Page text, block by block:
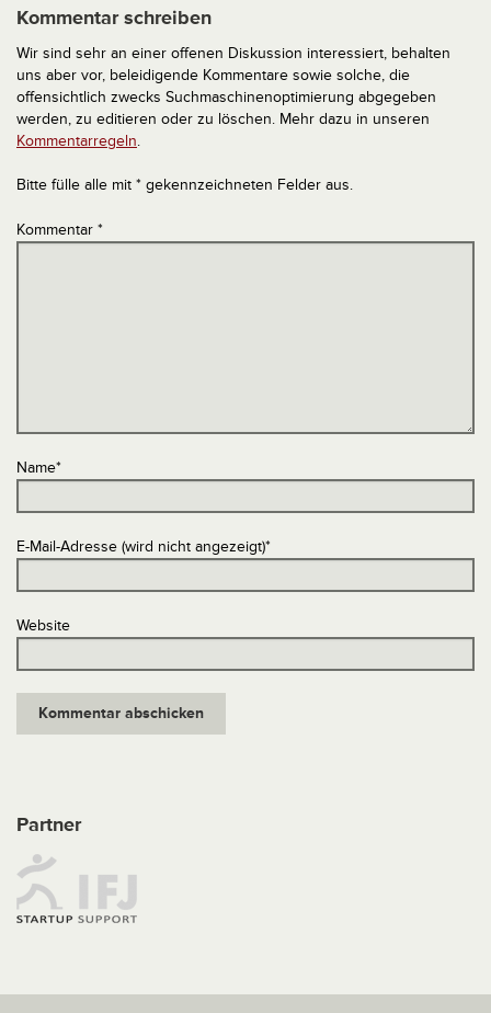
Kommentar schreiben
Wir sind sehr an einer offenen Diskussion interessiert, behalten
uns aber vor, beleidigende Kommentare sowie solche, die
offensichtlich zwecks Suchmaschinenoptimierung abgegeben
werden, zu editieren oder zu löschen. Mehr dazu in unseren
Kommentarregeln.
Bitte fülle alle mit * gekennzeichneten Felder aus.
Kommentar *
Name*
E-Mail-Adresse (wird nicht angezeigt)*
Website
Partner